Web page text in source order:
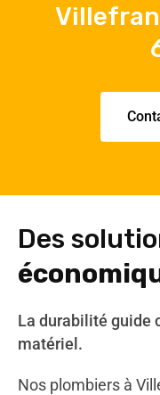
Des
La durabilité guide
matériel.
Nos plombiers à